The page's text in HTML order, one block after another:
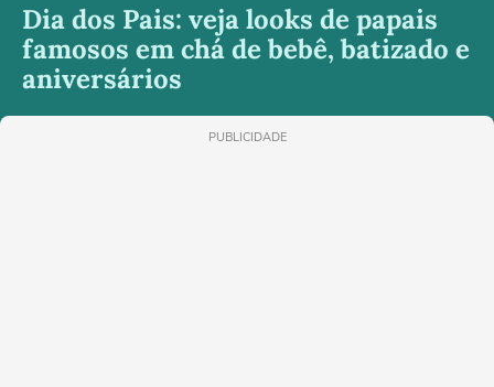
Dia dos Pais: veja looks de papais
famosos em chá de bebê, batizado e
aniversários
PUBLICIDADE